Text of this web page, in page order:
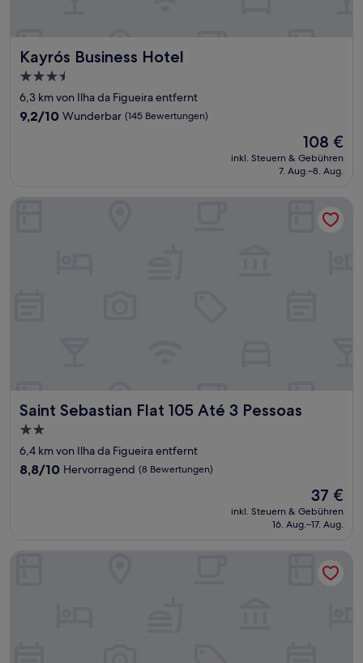
Kayrós Business Hotel
Kayrós Business Hotel
3.5-
Sterne-
Unterkunft
6,3 km von Ilha da Figueira entfernt
9.2
9,2/10 Wunderbar (145 Bewertungen)
Der
Preis
beträgt
108 €
inkl. Steuern & Gebühren
7. Aug.–8. Aug.
Saint Sebastian Flat 105 Até 3 Pessoas
Saint Sebastian Flat 105 Até 3 Pessoas
2.0-
Sterne-
Unterkunft
6,4 km von Ilha da Figueira entfernt
8.8
8,8/10 Hervorragend (8 Bewertungen)
Der
Preis
beträgt
37 €
inkl. Steuern & Gebühren
16. Aug.–17. Aug.
Apartamento 613 Saint Sebastian Flat